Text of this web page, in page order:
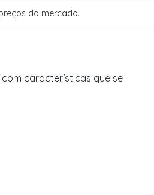
do mercado.
características que se